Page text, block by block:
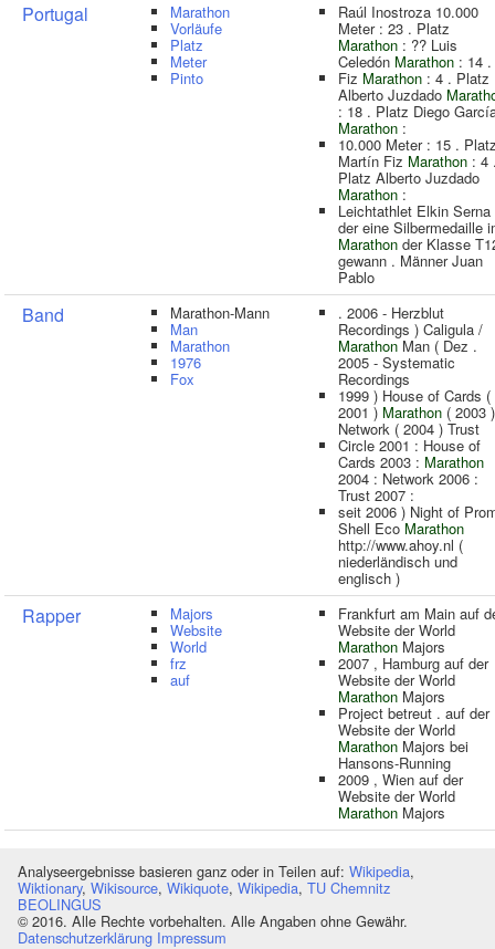
Portugal Marathon
Vorläufe
Platz
Meter
Pinto
Raúl Inostroza 10.000
Meter : 23 . Platz
Marathon : ?? Luis
Celedón Marathon : 14 .
Fiz Marathon : 4 . Platz
Alberto Juzdado
: 18 . Platz Diego
Marathon :
10.000 Meter : 15 .
Martín Fiz Marathon : 4
Platz Alberto Juzdado
Marathon :
Leichtathlet Elkin Serna
der eine Silbermedaille
Marathon der Klasse
gewann . Männer Juan
Pablo
Band Marathon-Mann
Man
Marathon
1976
Fox
. 2006 - Herzblut
Recordings ) Caligula /
MarathonMan ( Dez .
2005 - Systematic
Recordings
1999 ) House of Cards (
2001 ) Marathon ( 2003 )
Network ( 2004 ) Trust
Circle 2001 : House of
Cards 2003 : Marathon
2004 : Network 2006 :
Trust 2007 :
seit 2006 ) Night of
Shell EcoMarathon
http://www.ahoy.nl (
niederländisch und
englisch )
Rapper Majors
Website
World
frz
auf
Frankfurt am Main auf
Website der World
Marathon Majors
2007 , Hamburg auf der
Website der World
Marathon Majors
Project betreut . auf der
Website der World
Marathon Majors bei
Hansons-Running
2009 , Wien auf der
Website der World
Marathon Majors
Analyseergebnisse basieren ganz oder in Teilen auf: Wikipedia,
Wiktionary, Wikisource, Wikiquote, Wikipedia, TU Chemnitz
BEOLINGUS
© 2016. Alle Rechte vorbehalten. Alle Angaben ohne Gewähr.
Datenschutzerklärung Impressum